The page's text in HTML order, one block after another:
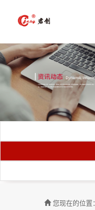
您现在的位置：